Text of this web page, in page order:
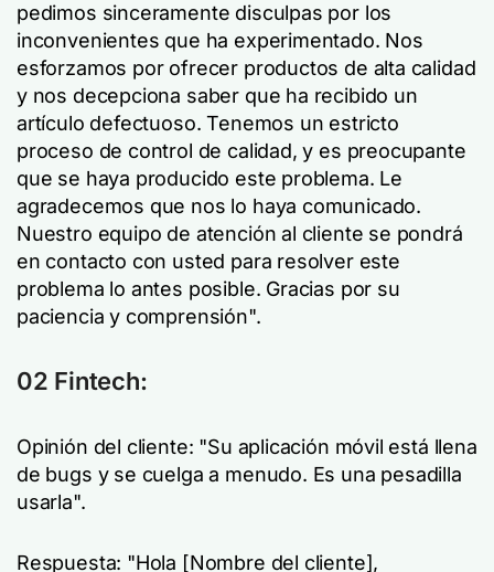
pedimos sinceramente disculpas por los
inconvenientes que ha experimentado. Nos
esforzamos por ofrecer productos de alta calidad
y nos decepciona saber que ha recibido un
artículo defectuoso. Tenemos un estricto
proceso de control de calidad, y es preocupante
que se haya producido este problema. Le
agradecemos que nos lo haya comunicado.
Nuestro equipo de atención al cliente se pondrá
en contacto con usted para resolver este
problema lo antes posible. Gracias por su
paciencia y comprensión".
02 Fintech:
Opinión del cliente: "Su aplicación móvil está llena
de bugs y se cuelga a menudo. Es una pesadilla
usarla".
Respuesta: "Hola [Nombre del cliente],